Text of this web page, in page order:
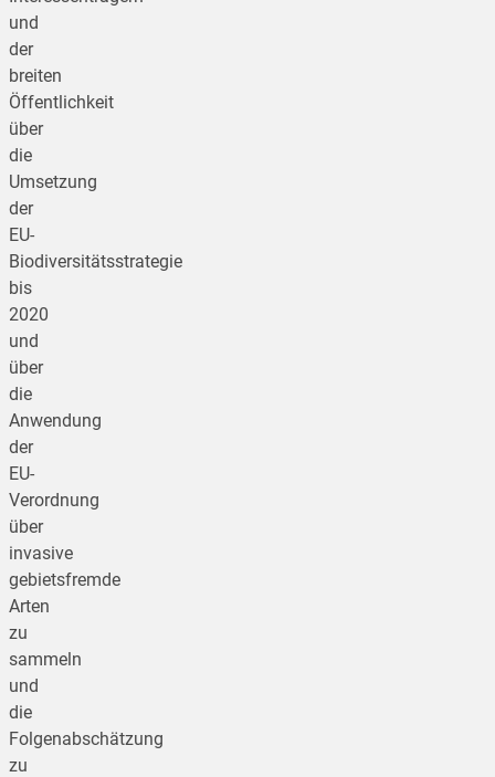
und
der
breiten
Öffentlichkeit
über
die
Umsetzung
der
EU-
Biodiversitätsstrategie
bis
2020
und
über
die
Anwendung
der
EU-
Verordnung
über
invasive
gebietsfremde
Arten
zu
sammeln
und
die
Folgenabschätzung
zu